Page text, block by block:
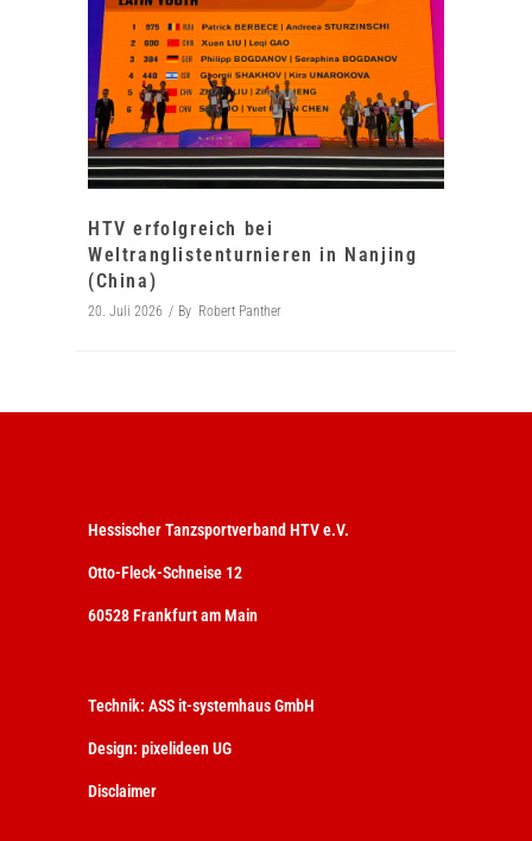
HTV erfolgreich bei
Weltranglistenturnieren in Nanjing
(China)
20. Juli 2026 By Robert Panther
Hessischer Tanzsportverband HTV e.V.
Otto-Fleck-Schneise 12
60528 Frankfurt am Main
Technik: ASS it-systemhaus GmbH
Design: pixelideen UG
Disclaimer